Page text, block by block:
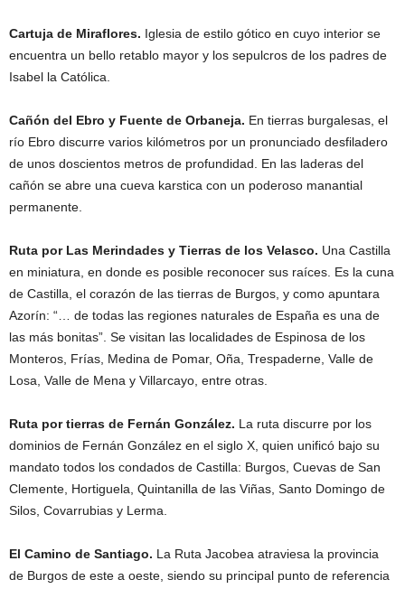
Cartuja de Miraflores. Iglesia de estilo gótico en cuyo interior se
encuentra un bello retablo mayor y los sepulcros de los padres de
Isabel la Católica.
Cañón del Ebro y Fuente de Orbaneja. En tierras burgalesas, el
río Ebro discurre varios kilómetros por un pronunciado desfiladero
de unos doscientos metros de profundidad. En las laderas del
cañón se abre una cueva karstica con un poderoso manantial
permanente.
Ruta por Las Merindades y Tierras de los Velasco. Una Castilla
en miniatura, en donde es posible reconocer sus raíces. Es la cuna
de Castilla, el corazón de las tierras de Burgos, y como apuntara
Azorín: “… de todas las regiones naturales de España es una de
las más bonitas”. Se visitan las localidades de Espinosa de los
Monteros, Frías, Medina de Pomar, Oña, Trespaderne, Valle de
Losa, Valle de Mena y Villarcayo, entre otras.
Ruta por tierras de Fernán González. La ruta discurre por los
dominios de Fernán González en el siglo X, quien unificó bajo su
mandato todos los condados de Castilla: Burgos, Cuevas de San
Clemente, Hortiguela, Quintanilla de las Viñas, Santo Domingo de
Silos, Covarrubias y Lerma.
El Camino de Santiago. La Ruta Jacobea atraviesa la provincia
de Burgos de este a oeste, siendo su principal punto de referencia